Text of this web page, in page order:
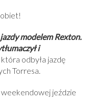
modelem Rexton.
i
odbyła jazdę
Torresa.
jeździe